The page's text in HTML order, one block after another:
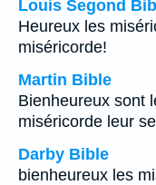
Louis Segond
Heureux les
miséricorde!
Martin Bible
Bienheureux sont
miséricorde leur
Darby Bible
bienheureux les